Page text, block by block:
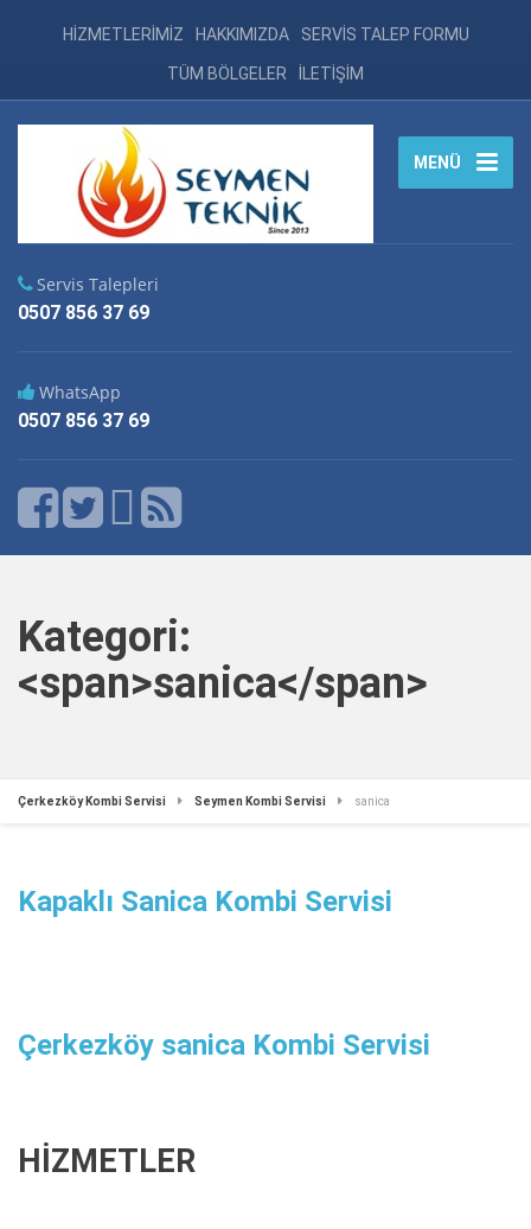
HİZMETLERİMİZ HAKKIMIZDA SERVİS TALEP FORMU
TÜM BÖLGELER İLETİŞİM
MENÜ
Servis Talepleri
0507 856 37 69
WhatsApp
0507 856 37 69
Kategori:
<span>sanica</span>
Çerkezköy Kombi Servisi Seymen Kombi Servisi sanica
Kapaklı Sanica Kombi Servisi
Çerkezköy sanica Kombi Servisi
HİZMETLER